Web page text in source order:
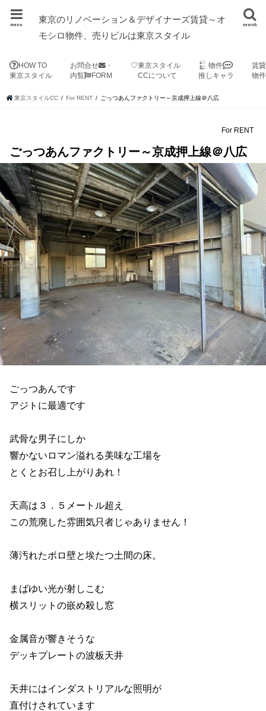
東京のリノベーション＆デザイナーズ賃貸～オ
モシロ物件、売りビルは東京スタイル
search
menu
HOW TO
東京スタイル
お問合せ
・
内覧
FORM
♡東京スタイル
CCについて
物件
推しキャラ
賃
物
東京スタイルCC For RENT ごっつあんファクトリー～京成押上線＠八広
For RENT
ごっつあんファクトリー～京成押上線＠八広
ごっつあんです
アジトに最適です
武骨な男子にしか
響かないロマン溢れる美味な工場を
とくとお召し上がりあれ！
天高は３．５メートル超え
この荒廃した雰囲気只者じゃありません！
薄汚れたボロ壁と埃たつ土間の床。
まばゆい光が射しこむ
横スリットの嵌め殺し窓
金属音が響きそうな
デッキプレートの波板天井
天井にはインダストリアルな照明が
直付けされています